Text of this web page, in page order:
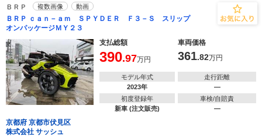
ＢＲＰ 複数画像 動画
ＢＲＰ ｃａｎ－ａｍ ＳＰＹＤＥＲ Ｆ３－Ｓ スリップ
オンパッケージＭＹ２３
支払総額
車両価格
390.97万円 361.82万円
モデル年式
2023年
走行距離
―
初度登録年
新車 (注文販売)
車検/自賠責
―
京都府 京都市伏見区
株式会社 サッシュ